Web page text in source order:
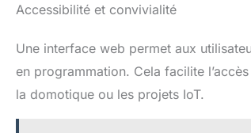
Accessibilité et convivialité
Une interface web permet aux
en programmation. Cela facilite
la domotique ou les projets IoT.